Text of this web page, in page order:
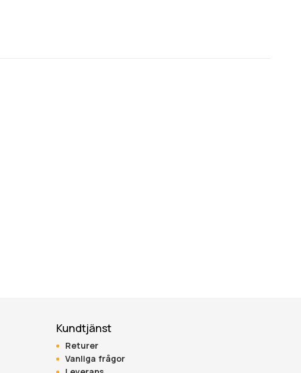
Kundtjänst
Returer
Vanliga frågor